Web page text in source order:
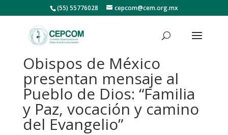
(55) 55776028 cepcom@cem.org.mx
Obispos de México
presentan mensaje al
Pueblo de Dios: “Familia
y Paz, vocación y camino
del Evangelio”